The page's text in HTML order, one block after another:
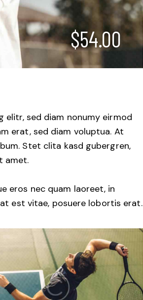
$54.00
sed diam nonumy eirmod
erat, sed diam voluptua. At
Stet clita kasd gubergren,
amet.
eros nec quam laoreet, in
est vitae, posuere lobortis erat.